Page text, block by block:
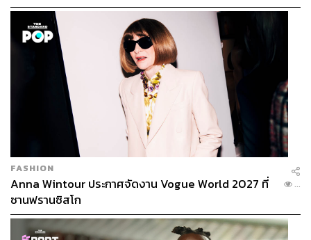
สูญเสียเพิ่ม
FASHION
Anna Wintour ประกาศจัดงาน Vogue World 2027 ที่
ซานฟรานซิสโก
...